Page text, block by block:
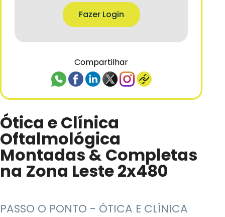
Fazer Login
Compartilhar
Ótica e Clínica
Oftalmológica
Montadas & Completas
na Zona Leste 2x480
PASSO O PONTO - ÓTICA E CLÍNICA